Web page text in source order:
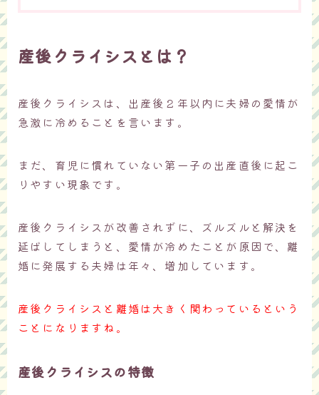
産後クライシスとは？
産後クライシスは、出産後２年以内に夫婦の愛情が
急激に冷めることを言います。
まだ、育児に慣れていない第一子の出産直後に起こ
りやすい現象です。
産後クライシスが改善されずに、ズルズルと解決を
延ばしてしまうと、愛情が冷めたことが原因で、離
婚に発展する夫婦は年々、増加しています。
産後クライシスと離婚は大きく関わっているという
ことになりますね。
産後クライシスの特徴